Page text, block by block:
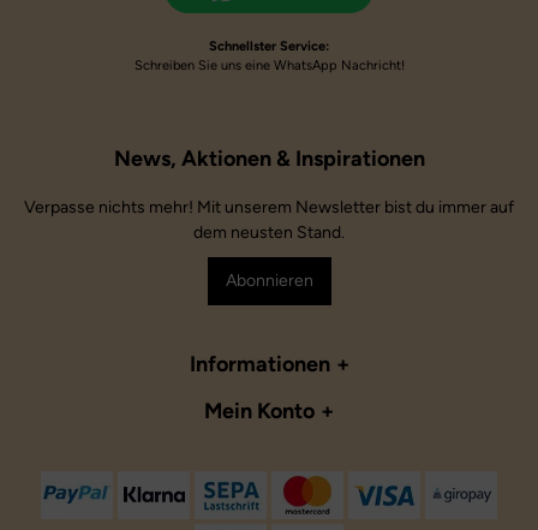
Schnellster Service:
Schreiben Sie uns eine WhatsApp Nachricht!
Informationen
Mein Konto
Verpasse nichts mehr! Mit unserem Newsletter bist du immer auf
dem neusten Stand.
Abonnieren